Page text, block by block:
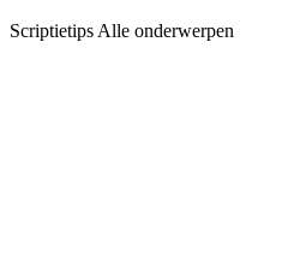
Scriptietips Alle onderwerpen